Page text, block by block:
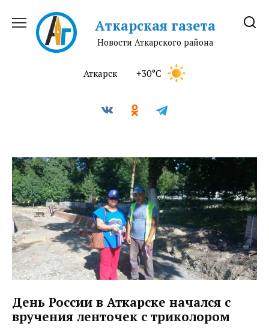
содержанию
Аткарская газета
Новости Аткарского района
Аткарск +30°C
День России в Аткарске начался с
вручения ленточек с триколором